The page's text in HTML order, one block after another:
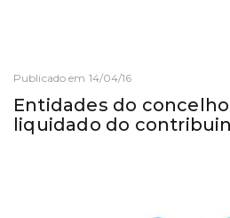
Publicado em 14/04/16
Entidades do
liquidado do